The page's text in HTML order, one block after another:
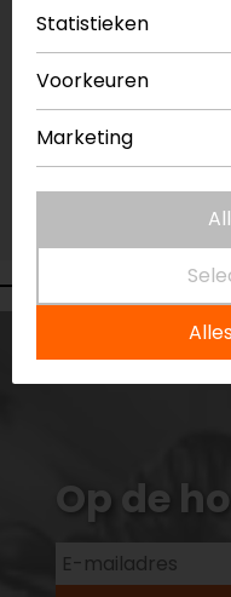
Vestiging Capelle a/
Vestiging Eindhoven
Vestiging Vianen
Op de
Statistieken
Voorkeuren
Marketing